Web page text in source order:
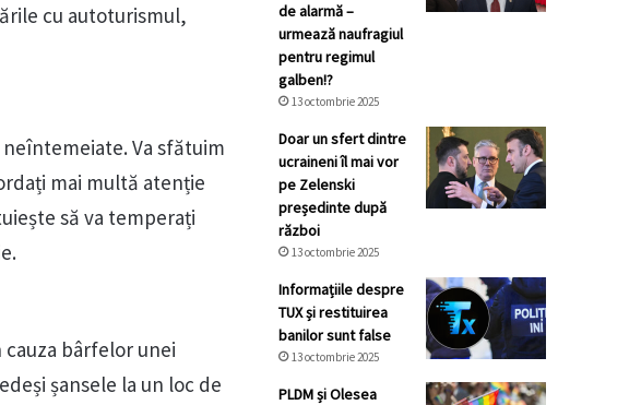
cu autoturismul,
Va sfătuim
mai multă atenție
să va temperați
bârfelor unei
șansele la un loc de
de alarmă –
urmează naufragiul
pentru regimul
galben!?
13 octombrie 2025
Doar un sfert dintre
ucraineni îl mai vor
pe Zelenski
președinte după
război
13 octombrie 2025
Informațiile despre
TUX și restituirea
banilor sunt false
13 octombrie 2025
PLDM și Olesea